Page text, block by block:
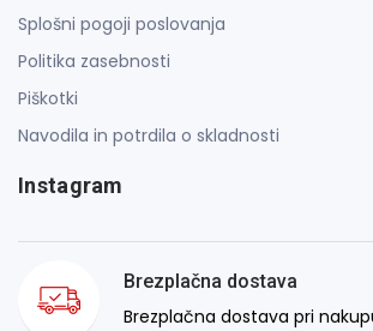
Splošni pogoji poslovanja
Politika zasebnosti
Piškotki
Navodila in potrdila o skladnosti
Instagram
Brezplačna dostava
Brezplačna dostava pri